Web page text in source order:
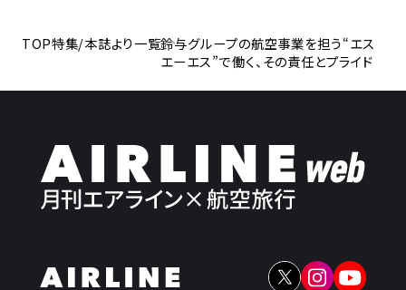
TOP特集/本誌より一覧鈴与グループの航空事業を担う“エス
エーエス”で働く、その責任とプライド